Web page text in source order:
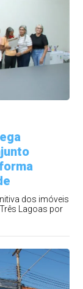
dos imóveis
Lagoas por